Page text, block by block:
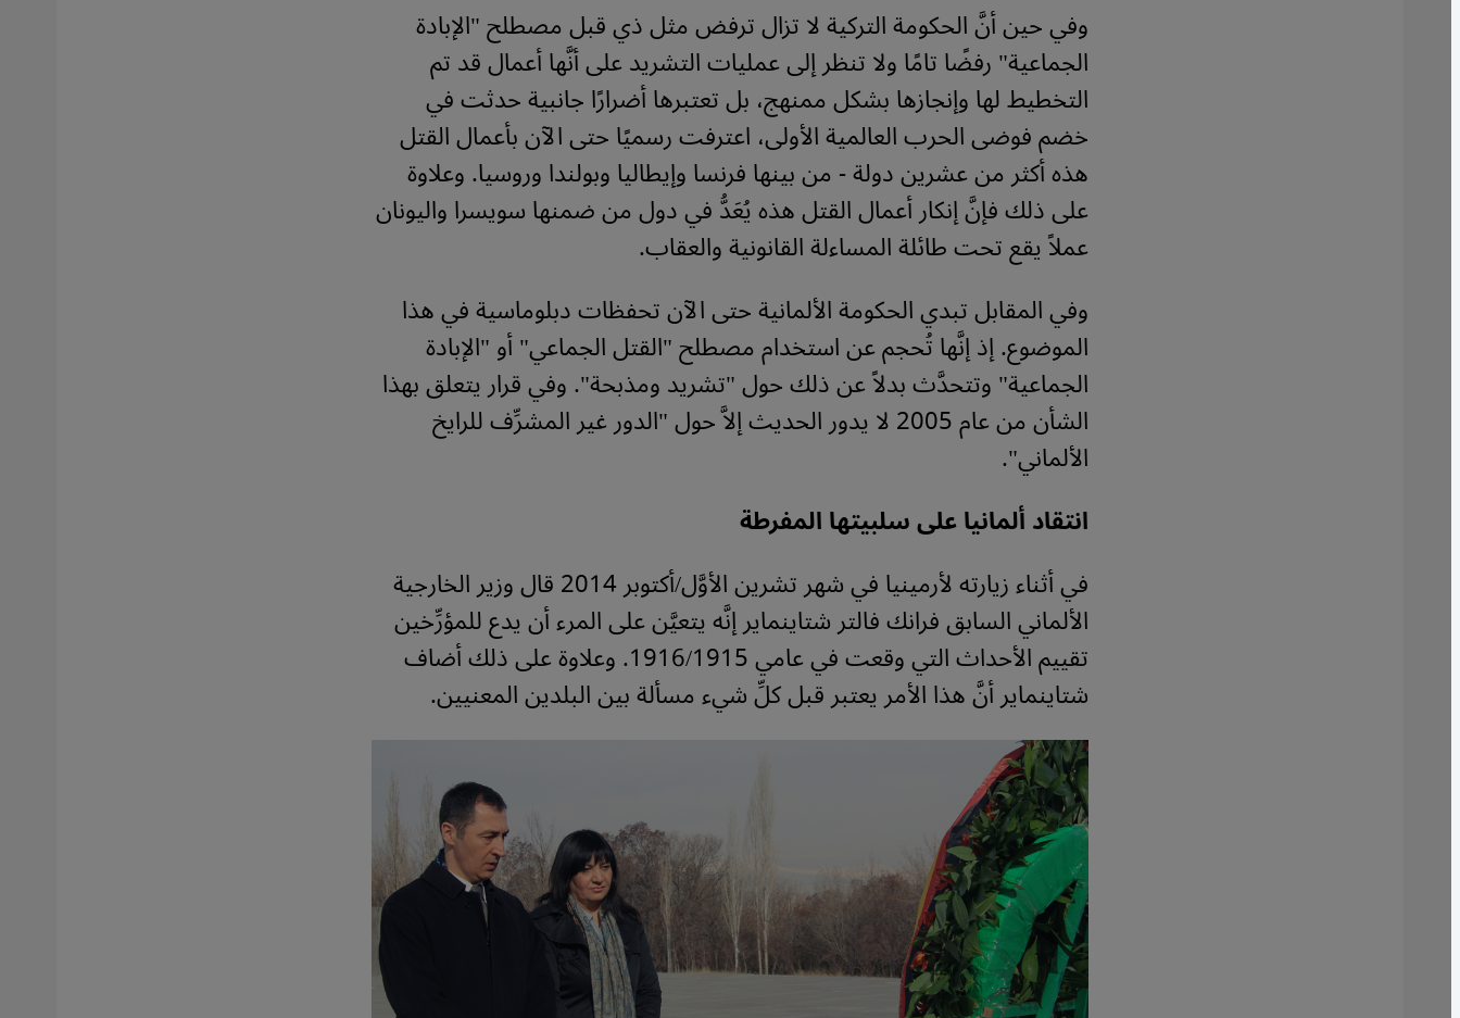
وفي حين أنَّ الحكومة التركية لا تزال ترفض مثل ذي قبل مصطلح "الإبادة
الجماعية" رفضًا تامًا ولا تنظر إلى عمليات التشريد على أنَّها أعمال قد تم
التخطيط لها وإنجازها بشكل ممنهج، بل تعتبرها أضرارًا جانبية حدثت في
خضم فوضى الحرب العالمية الأولى، اعترفت رسميًا حتى الآن بأعمال القتل
هذه أكثر من عشرين دولة - من بينها فرنسا وإيطاليا وبولندا وروسيا. وعلاوة
على ذلك فإنَّ إنكار أعمال القتل هذه يُعَدُّ في دول من ضمنها سويسرا واليونان
عملاً يقع تحت طائلة المساءلة القانونية والعقاب.
وفي المقابل تبدي الحكومة الألمانية حتى الآن تحفظات دبلوماسية في هذا
الموضوع. إذ إنَّها تُحجم عن استخدام مصطلح "القتل الجماعي" أو "الإبادة
الجماعية" وتتحدَّث بدلاً عن ذلك حول "تشريد ومذبحة". وفي قرار يتعلق بهذا
الشأن من عام 2005 لا يدور الحديث إلاَّ حول "الدور غير المشرِّف للرايخ
الألماني".
انتقاد ألمانيا على سلبيتها المفرطة
في أثناء زيارته لأرمينيا في شهر تشرين الأوَّل/أكتوبر 2014 قال وزير الخارجية
الألماني السابق فرانك فالتر شتاينماير إنَّه يتعيَّن على المرء أن يدع للمؤرِّخين
تقييم الأحداث التي وقعت في عامي 1916/1915. وعلاوة على ذلك أضاف
شتاينماير أنَّ هذا الأمر يعتبر قبل كلِّ شيء مسألة بين البلدين المعنيين.